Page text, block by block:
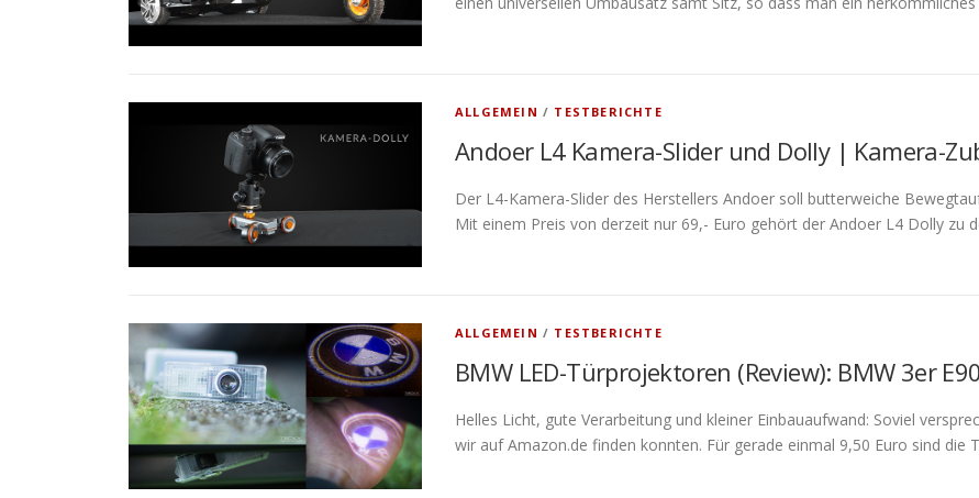
ALLGEMEIN / TESTBERICHTE
Andoer L4 Kamera-Slider und Dolly | Kamera-
Der L4-Kamera-Slider des Herstellers Andoer soll butterweiche
Mit einem Preis von derzeit nur 69,- Euro gehört der Andoer L4 Dolly zu
ALLGEMEIN / TESTBERICHTE
BMW LED-Türprojektoren (Review): BMW 3er
Helles Licht, gute Verarbeitung und kleiner Einbauaufwand: Soviel
wir auf Amazon.de finden konnten. Für gerade einmal 9,50 Euro sind